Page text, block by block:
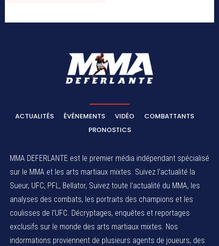
ACTUALITÉS ÉVÉNEMENTS VIDÉO
COMBATTANTS
PRONOSTICS
MMA DEFERLANTE est le premier média indépendant spécialisé
sur le MMA et les arts martiaux mixtes. Suivez l’actualité la
Sueur, UFC, PFL, Bellator, Suivez toute l’actualité du MMA, les
analyses des combats, les portraits des champions et les
coulisses de l’UFC. Décryptages, enquêtes et reportages
exclusifs sur le monde des arts martiaux mixtes. Nos
indormations proviennent de plusieurs agents de joueurs, des